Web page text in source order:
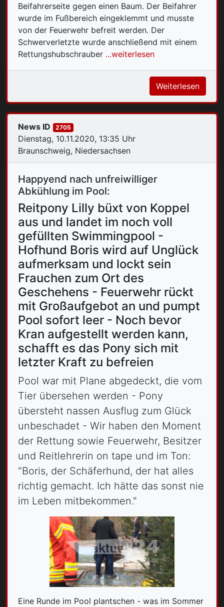
Beifahrerseite gegen einen Baum. Der Beifahrer
wurde im Fußbereich eingeklemmt und musste
von der Feuerwehr befreit werden. Der
Schwerverletzte wurde anschließend mit einem
Rettungshubschrauber ...weiterlesen
Weiterlesen
Dienstag, 10.11.2020, 13:35 Uhr
Braunschweig, Niedersachsen
News ID 2705
Happyend nach unfreiwilliger
Abkühlung im Pool:
Reitpony Lilly büxt von Koppel
aus und landet im noch voll
gefüllten Swimmingpool -
Hofhund Boris wird auf Unglück
aufmerksam und lockt sein
Frauchen zum Ort des
Geschehens - Feuerwehr rückt
mit Großaufgebot an und pumpt
Pool sofort leer - Noch bevor
Kran aufgestellt werden kann,
schafft es das Pony sich mit
letzter Kraft zu befreien
Pool war mit Plane abgedeckt, die vom
Tier übersehen werden - Pony
übersteht nassen Ausflug zum Glück
unbeschadet - Wir haben den Moment
der Rettung sowie Feuerwehr, Besitzer
und Reitlehrerin on tape und im Ton:
"Boris, der Schäferhund, der hat alles
richtig gemacht. Ich hätte das sonst nie
im Leben mitbekommen."
Eine Runde im Pool plantschen - was im Sommer